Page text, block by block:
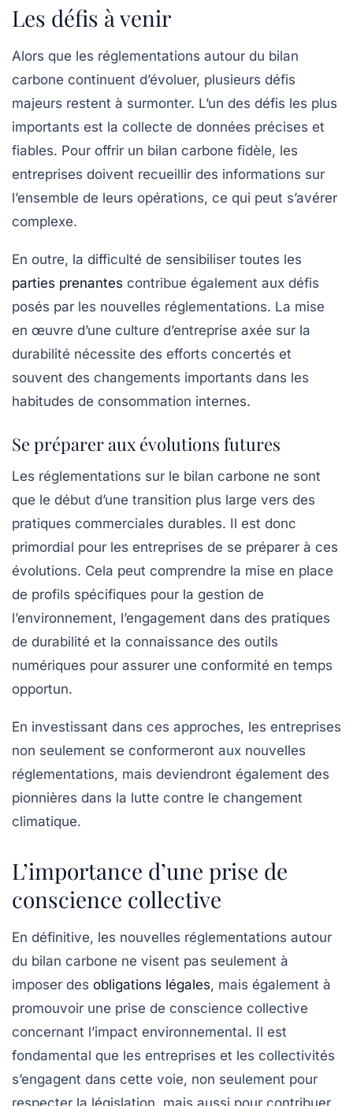
Les défis à venir
Alors que les réglementations autour du bilan
carbone continuent d’évoluer, plusieurs défis
majeurs restent à surmonter. L’un des défis les plus
importants est la collecte de données précises et
fiables. Pour offrir un bilan carbone fidèle, les
entreprises doivent recueillir des informations sur
l’ensemble de leurs opérations, ce qui peut s’avérer
complexe.
En outre, la difficulté de sensibiliser toutes les
parties prenantes contribue également aux défis
posés par les nouvelles réglementations. La mise
en œuvre d’une culture d’entreprise axée sur la
durabilité nécessite des efforts concertés et
souvent des changements importants dans les
habitudes de consommation internes.
Se préparer aux évolutions futures
Les réglementations sur le bilan carbone ne sont
que le début d’une transition plus large vers des
pratiques commerciales durables. Il est donc
primordial pour les entreprises de se préparer à ces
évolutions. Cela peut comprendre la mise en place
de profils spécifiques pour la gestion de
l’environnement, l’engagement dans des pratiques
de durabilité et la connaissance des outils
numériques pour assurer une conformité en temps
opportun.
En investissant dans ces approches, les entreprises
non seulement se conformeront aux nouvelles
réglementations, mais deviendront également des
pionnières dans la lutte contre le changement
climatique.
L’importance d’une prise de
conscience collective
En définitive, les nouvelles réglementations autour
du bilan carbone ne visent pas seulement à
imposer des obligations légales, mais également à
promouvoir une prise de conscience collective
concernant l’impact environnemental. Il est
fondamental que les entreprises et les collectivités
s’engagent dans cette voie, non seulement pour